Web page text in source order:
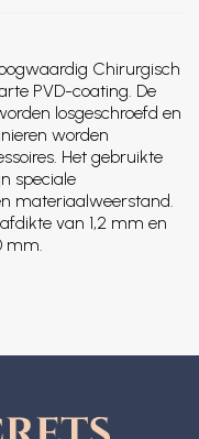
Chirurgisch
PVD-coating. De
losgeschroefd en
worden
Het gebruikte
speciale
materiaalweerstand.
van 1,2 mm en
mm.